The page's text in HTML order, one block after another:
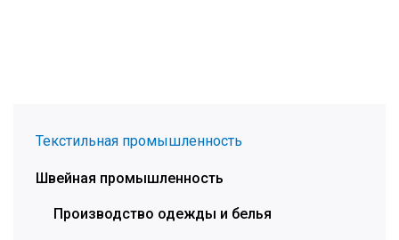
Текстильная промышленность
Швейная промышленность
Производство одежды и белья